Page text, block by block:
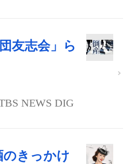
友志会」ら
NEWS DIG
きっかけ